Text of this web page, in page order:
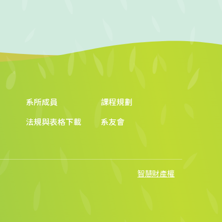
系所成員
課程規劃
法規與表格下載
系友會
智慧財產權